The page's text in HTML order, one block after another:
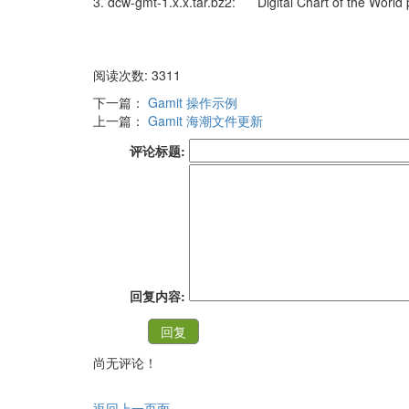
阅读次数: 3311
下一篇： Gamit 操作示例
上一篇： Gamit 海潮文件更新
评论标题:
回复内容:
尚无评论！